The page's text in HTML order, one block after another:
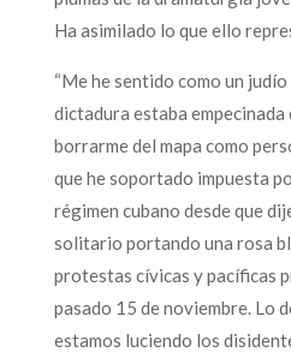
Ha asimilado lo que ello
“Me he sentido como un
dictadura estaba empecinada
borrarme del mapa como
que he soportado impuesta
régimen cubano desde que
solitario portando una rosa
protestas cívicas y pacíficas
pasado 15 de noviembre. Lo
estamos luciendo los